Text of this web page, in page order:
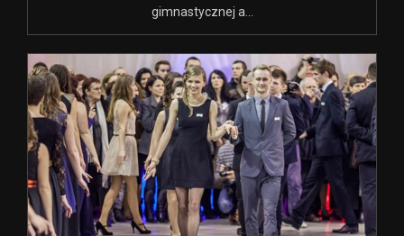
gimnastycznej a...